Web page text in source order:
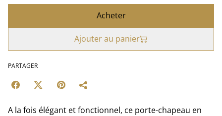
Acheter
Ajouter au panier
PARTAGER
A la fois élégant et fonctionnel, ce porte-chapeau en